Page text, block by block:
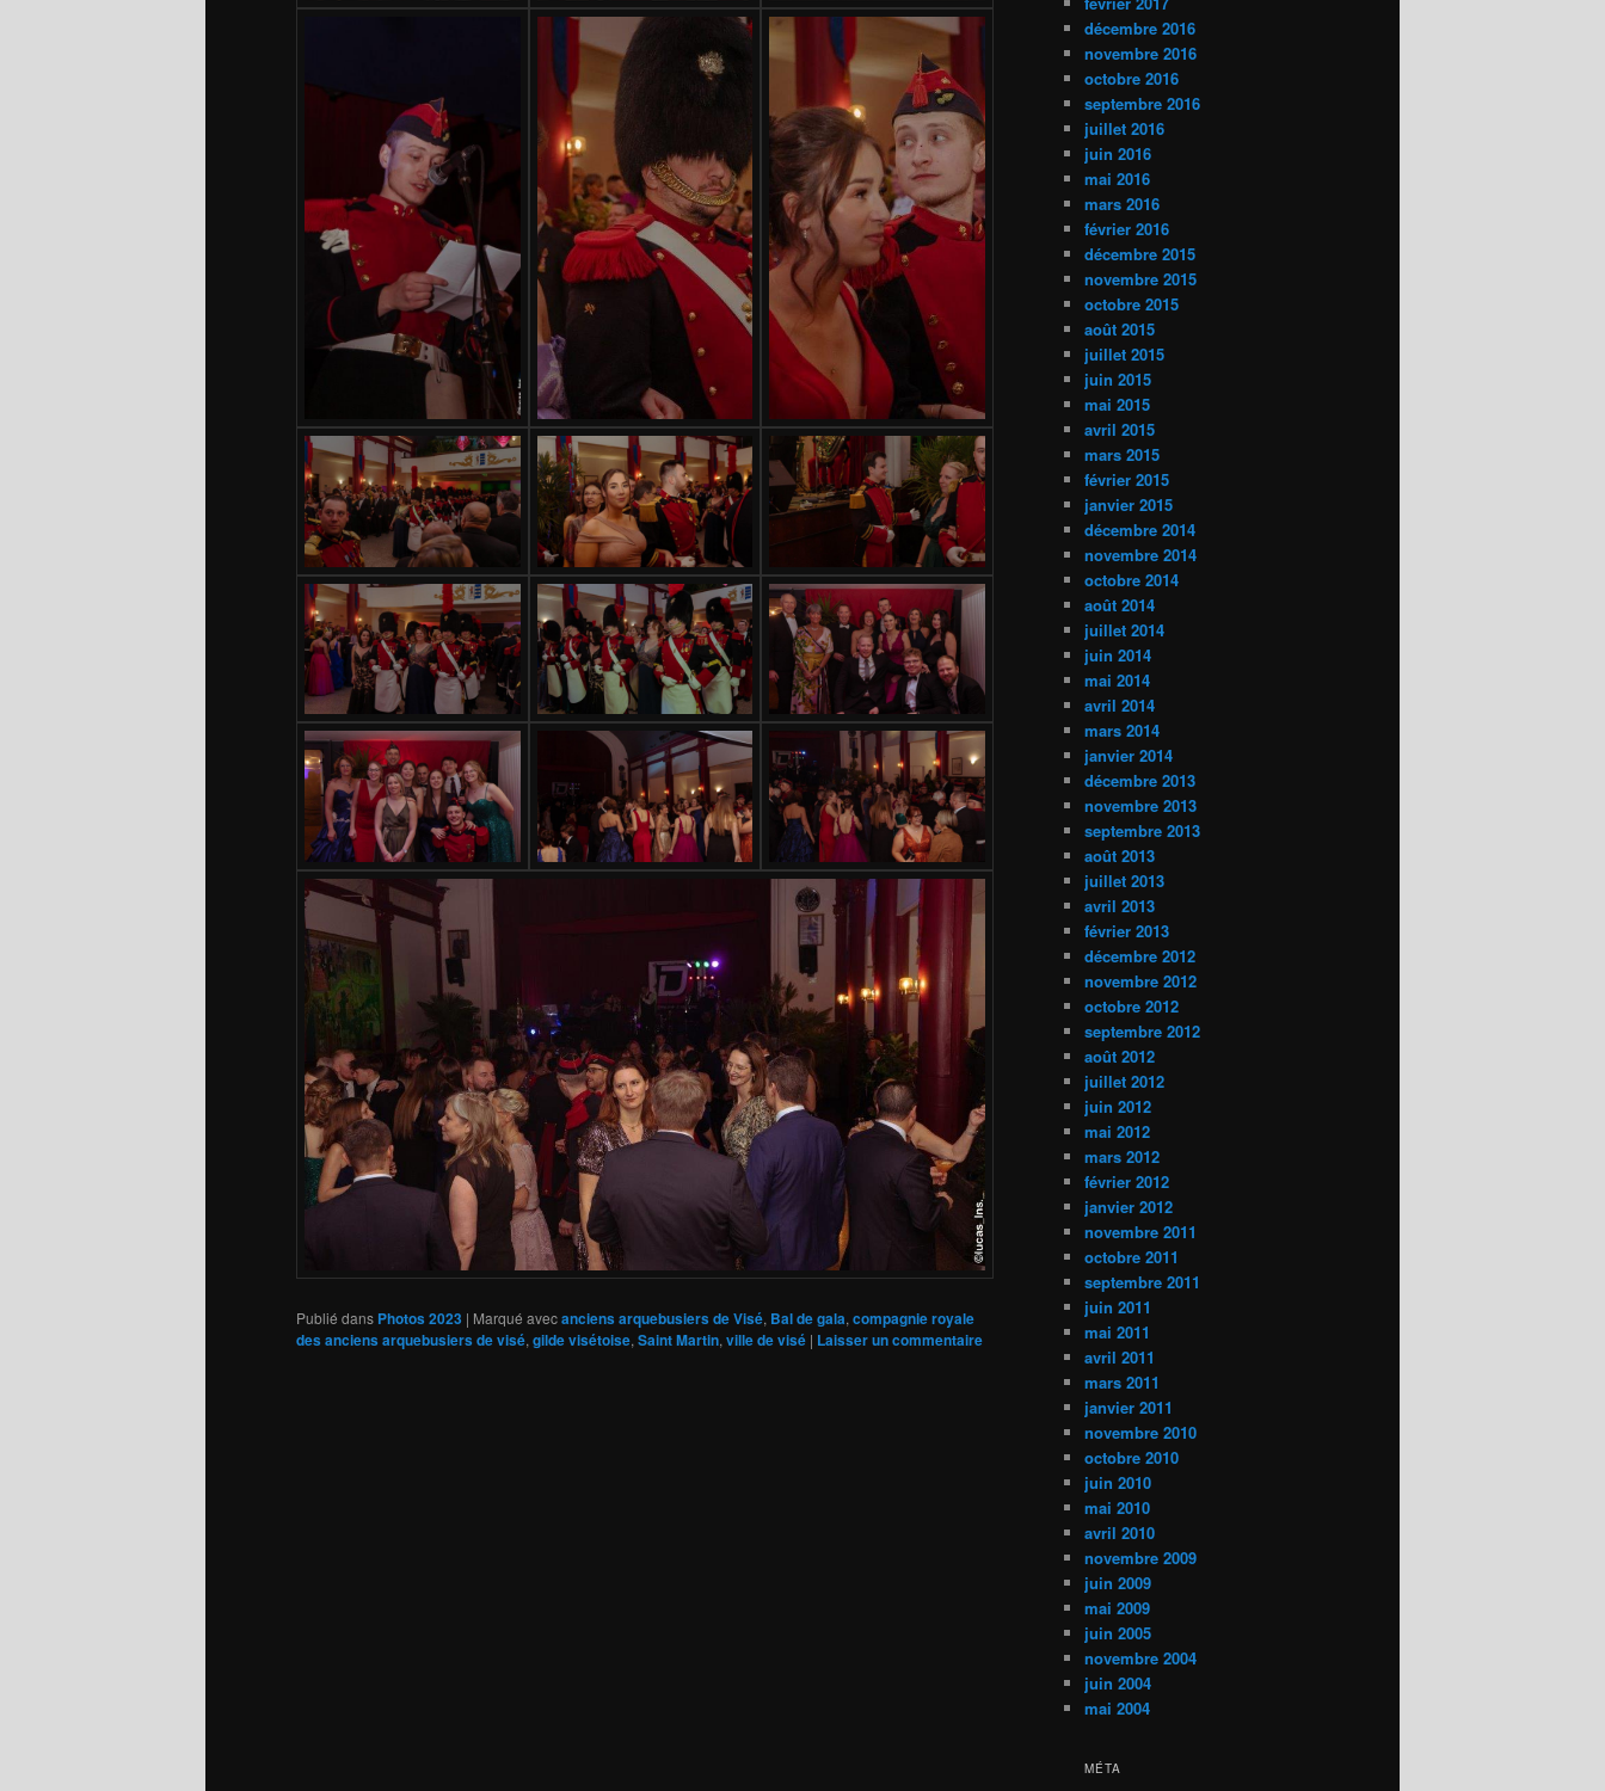
Publié dans Photos 2023 | Marqué avecanciens arquebusiers de Visé, Bal de gala, compagnie royale
des anciens arquebusiers de visé, gilde visétoise, Saint Martin, ville de visé | Laisser un commentaire
décembre 2016
novembre 2016
octobre 2016
septembre 2016
juillet 2016
juin 2016
mai 2016
mars 2016
février 2016
décembre 2015
novembre 2015
octobre 2015
août 2015
juillet 2015
juin 2015
mai 2015
avril 2015
mars 2015
février 2015
janvier 2015
décembre 2014
novembre 2014
octobre 2014
août 2014
juillet 2014
juin 2014
mai 2014
avril 2014
mars 2014
janvier 2014
décembre 2013
novembre 2013
septembre 2013
août 2013
juillet 2013
avril 2013
février 2013
décembre 2012
novembre 2012
octobre 2012
septembre 2012
août 2012
juillet 2012
juin 2012
mai 2012
mars 2012
février 2012
janvier 2012
novembre 2011
octobre 2011
septembre 2011
juin 2011
mai 2011
avril 2011
mars 2011
janvier 2011
novembre 2010
octobre 2010
juin 2010
mai 2010
avril 2010
novembre 2009
juin 2009
mai 2009
juin 2005
novembre 2004
juin 2004
mai 2004
MÉTA